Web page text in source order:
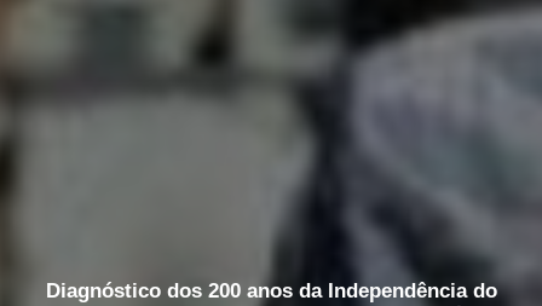
Diagnóstico dos 200 anos da Independência do